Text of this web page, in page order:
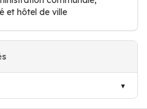
et hôtel de ville